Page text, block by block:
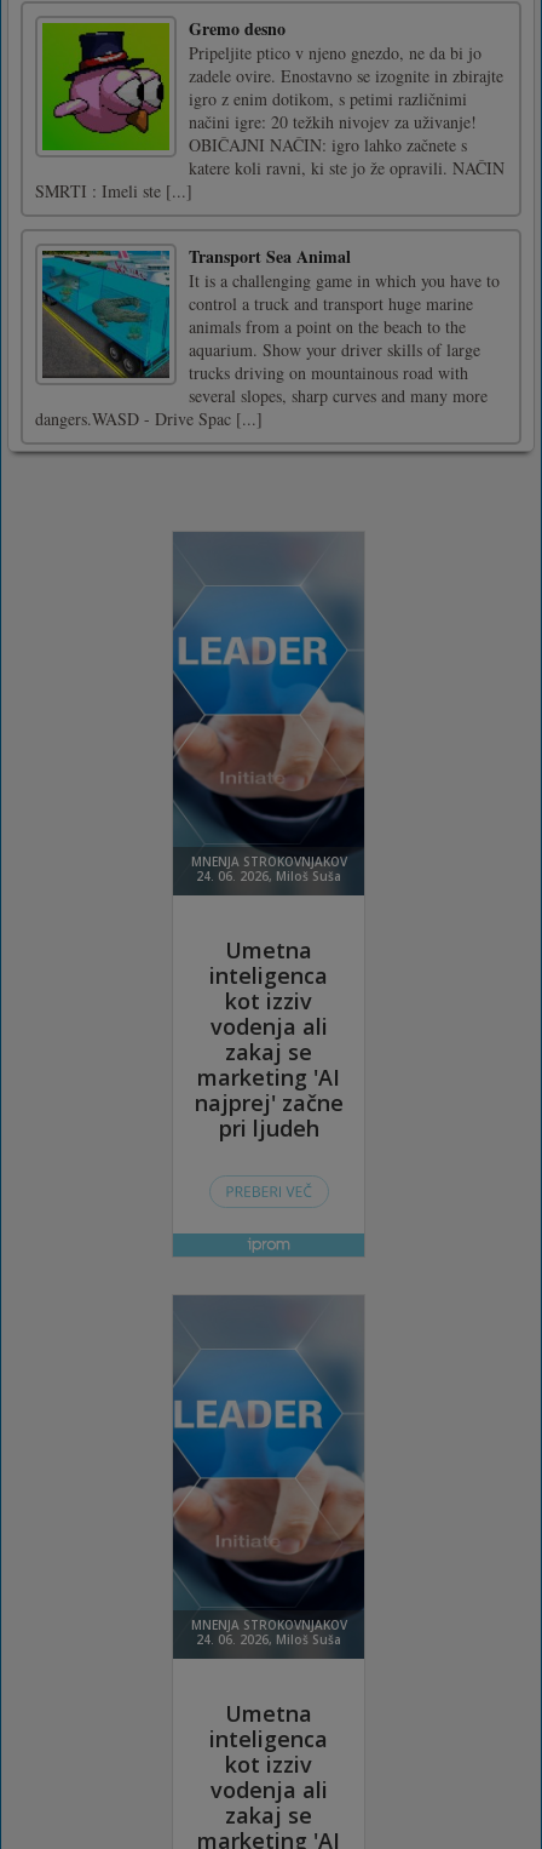
Gremo desno
Pripeljite ptico v njeno gnezdo, ne da bi jo
zadele ovire. Enostavno se izognite in zbirajte
igro z enim dotikom, s petimi različnimi
načini igre: 20 težkih nivojev za uživanje!
OBIČAJNI NAČIN: igro lahko začnete s
katere koli ravni, ki ste jo že opravili. NAČIN
SMRTI : Imeli ste [...]
Transport Sea Animal
It is a challenging game in which you have to
control a truck and transport huge marine
animals from a point on the beach to the
aquarium. Show your driver skills of large
trucks driving on mountainous road with
several slopes, sharp curves and many more
dangers.WASD - Drive Spac [...]